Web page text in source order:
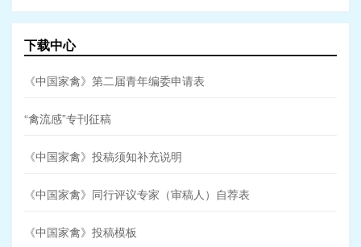
下载中心
《中国家禽》第二届青年编委申请表
“禽流感”专刊征稿
《中国家禽》投稿须知补充说明
《中国家禽》同行评议专家（审稿人）自荐表
《中国家禽》投稿模板